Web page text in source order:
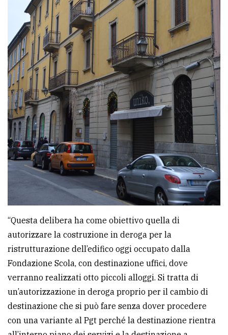
ALTRE
TESTATE
PRIVACY
Privacy
policy
Cookie
policy
“Questa delibera ha come obiettivo quella di
autorizzare la costruzione in deroga per la
ristrutturazione dell’edifico oggi occupato dalla
Fondazione Scola, con destinazione uffici, dove
verranno realizzati otto piccoli alloggi. Si tratta di
un’autorizzazione in deroga proprio per il cambio di
destinazione che si può fare senza dover procedere
con una variante al Pgt perché la destinazione rientra